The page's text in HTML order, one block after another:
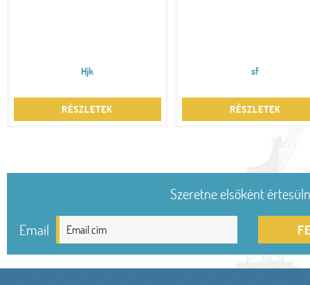
Hjk
RÉSZLETEK
sf
RÉSZLETEK
Szeretne elsőként
Email